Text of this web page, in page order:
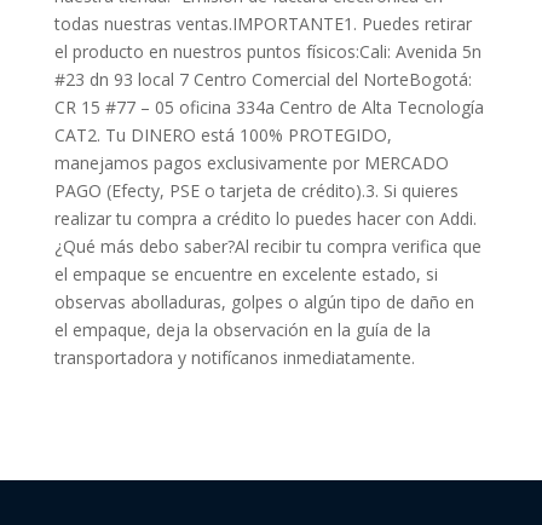
todas nuestras ventas.IMPORTANTE1. Puedes retirar
el producto en nuestros puntos físicos:Cali: Avenida 5n
#23 dn 93 local 7 Centro Comercial del NorteBogotá:
CR 15 #77 – 05 oficina 334a Centro de Alta Tecnología
CAT2. Tu DINERO está 100% PROTEGIDO,
manejamos pagos exclusivamente por MERCADO
PAGO (Efecty, PSE o tarjeta de crédito).3. Si quieres
realizar tu compra a crédito lo puedes hacer con Addi.
¿Qué más debo saber?Al recibir tu compra verifica que
el empaque se encuentre en excelente estado, si
observas abolladuras, golpes o algún tipo de daño en
el empaque, deja la observación en la guía de la
transportadora y notifícanos inmediatamente.